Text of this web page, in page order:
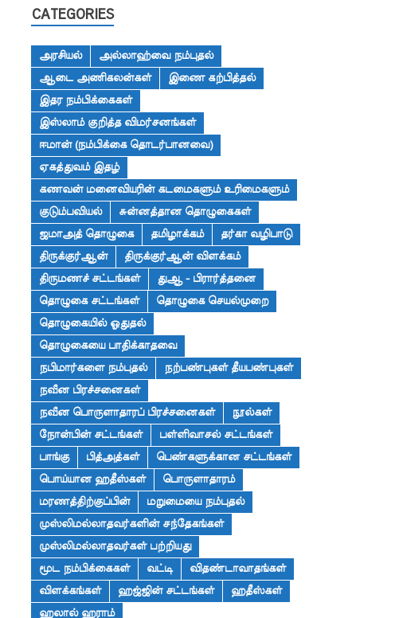
CATEGORIES
அரசியல்
அல்லாஹ்வை நம்புதல்
ஆடை அணிகலன்கள்
இணை கற்பித்தல்
இதர நம்பிக்கைகள்
இஸ்லாம் குறித்த விமர்சனங்கள்
ஈமான் (நம்பிக்கை தொடர்பானவை)
ஏகத்துவம் இதழ்
கணவன் மனைவியரின் கடமைகளும் உரிமைகளும்
குடும்பவியல்
சுன்னத்தான தொழுகைகள்
ஜமாஅத் தொழுகை
தமிழாக்கம்
தர்கா வழிபாடு
திருக்குர்ஆன்
திருக்குர்ஆன் விளக்கம்
திருமணச் சட்டங்கள்
துஆ - பிரார்த்தனை
தொழுகை சட்டங்கள்
தொழுகை செயல்முறை
தொழுகையில் ஓதுதல்
தொழுகையை பாதிக்காதவை
நபிமார்களை நம்புதல்
நற்பண்புகள் தீயபண்புகள்
நவீன பிரச்சனைகள்
நவீன பொருளாதாரப் பிரச்சனைகள்
நூல்கள்
நோன்பின் சட்டங்கள்
பள்ளிவாசல் சட்டங்கள்
பாங்கு
பித்அத்கள்
பெண்களுக்கான சட்டங்கள்
பொய்யான ஹதீஸ்கள்
பொருளாதாரம்
மரணத்திற்குப்பின்
மறுமையை நம்புதல்
முஸ்லிமல்லாதவர்களின் சந்தேகங்கள்
முஸ்லிமல்லாதவர்கள் பற்றியது
மூட நம்பிக்கைகள்
வட்டி
விதண்டாவாதங்கள்
விளக்கங்கள்
ஹஜ்ஜின் சட்டங்கள்
ஹதீஸ்கள்
ஹலால் ஹராம்